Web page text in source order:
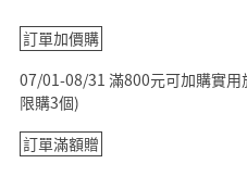
訂單加價購
07/01-08/31 滿800元可加購實
限購3個)
訂單滿額贈